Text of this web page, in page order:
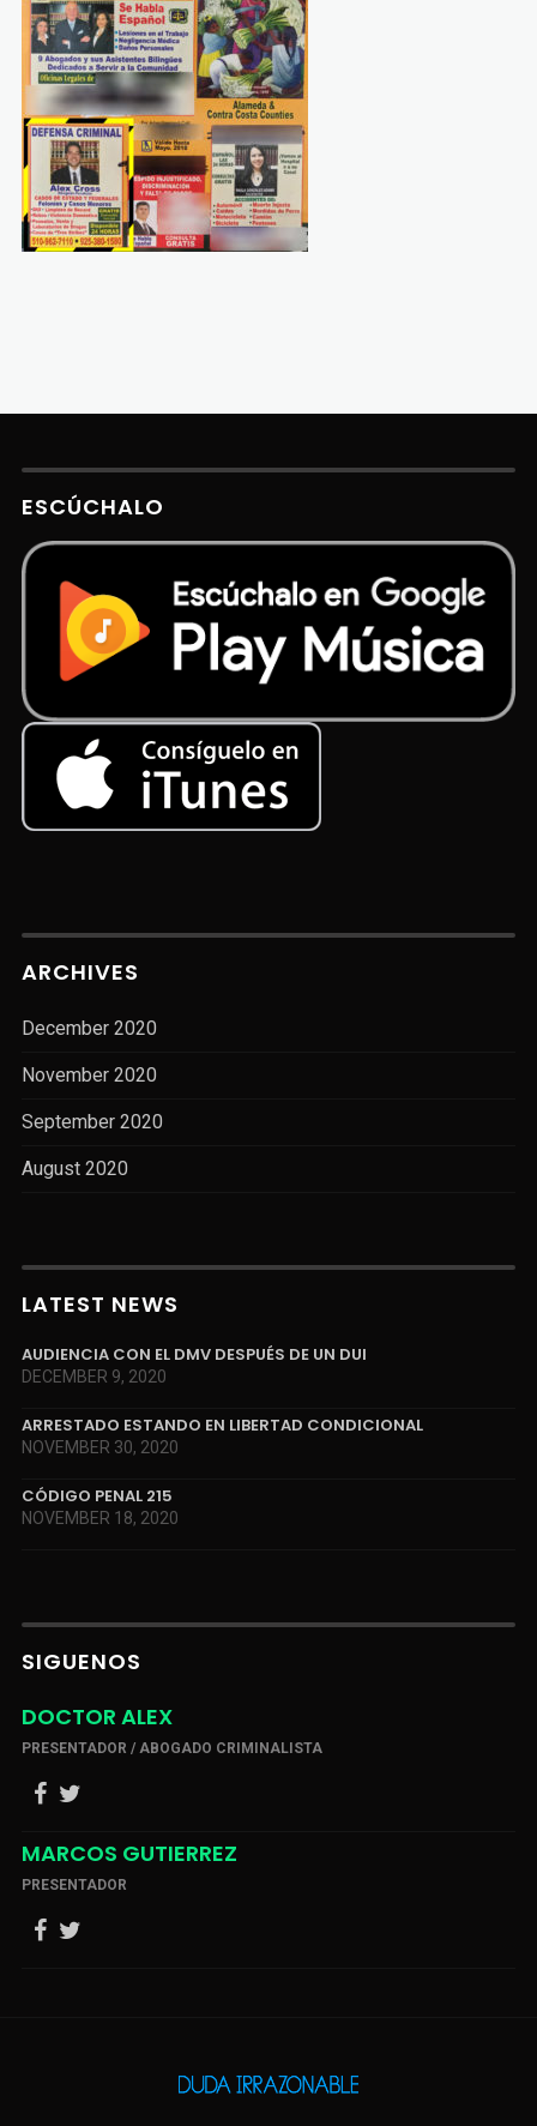
ESCÚCHALO
ARCHIVES
December 2020
November 2020
September 2020
August 2020
LATEST NEWS
AUDIENCIA CON EL DMV DESPUÉS DE UN DUI
DECEMBER 9, 2020
ARRESTADO ESTANDO EN LIBERTAD CONDICIONAL
NOVEMBER 30, 2020
CÓDIGO PENAL 215
NOVEMBER 18, 2020
SIGUENOS
DOCTOR ALEX
PRESENTADOR / ABOGADO CRIMINALISTA
MARCOS GUTIERREZ
PRESENTADOR